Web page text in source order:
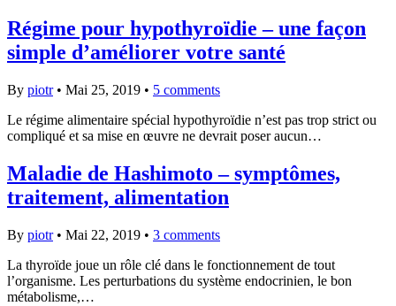
Régime pour hypothyroïdie – une façon
simple d’améliorer votre santé
By piotr• Mai 25, 2019 • 5 comments
Le régime alimentaire spécial hypothyroïdie n’est pas trop strict ou
compliqué et sa mise en œuvre ne devrait poser aucun…
Maladie de Hashimoto – symptômes,
traitement, alimentation
By piotr• Mai 22, 2019 • 3 comments
La thyroïde joue un rôle clé dans le fonctionnement de tout
l’organisme. Les perturbations du système endocrinien, le bon
métabolisme,…